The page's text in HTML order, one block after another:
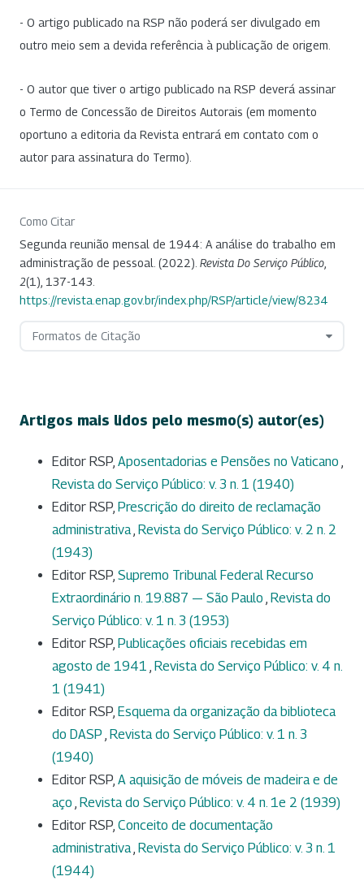
- O artigo publicado na RSP não poderá ser divulgado em
outro meio sem a devida referência à publicação de origem.
- O autor que tiver o artigo publicado na RSP deverá assinar
o Termo de Concessão de Direitos Autorais (em momento
oportuno a editoria da Revista entrará em contato com o
autor para assinatura do Termo).
Como Citar
Segunda reunião mensal de 1944: A análise do trabalho em
administração de pessoal. (2022). Revista Do Serviço Público
2(1), 137-143.
https://revista.enap.gov.br/index.php/RSP/article/view/8234
Formatos de Citação
Artigos mais lidos pelo mesmo(s) autor(es)
Editor RSP, Aposentadorias e Pensões no Vaticano ,
Revista do Serviço Público: v. 3 n. 1 (1940)
Editor RSP, Prescrição do direito de reclamação
administrativa, Revista do Serviço Público: v. 2 n. 2
(1943)
Editor RSP, Supremo Tribunal Federal Recurso
Extraordinário n. 19.887 — São Paulo , Revista do
Serviço Público: v. 1 n. 3 (1953)
Editor RSP, Publicações oficiais recebidas em
agosto de 1941 , Revista do Serviço Público: v. 4 n.
1 (1941)
Editor RSP, Esquema da organização da biblioteca
do DASP , Revista do Serviço Público: v. 1 n. 3
(1940)
Editor RSP, A aquisição de móveis de madeira e de
aço , Revista do Serviço Público: v. 4 n. 1e 2 (1939)
Editor RSP, Conceito de documentação
administrativa, Revista do Serviço Público: v. 3 n. 1
(1944)